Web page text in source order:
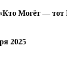
Могёт — тот
2025